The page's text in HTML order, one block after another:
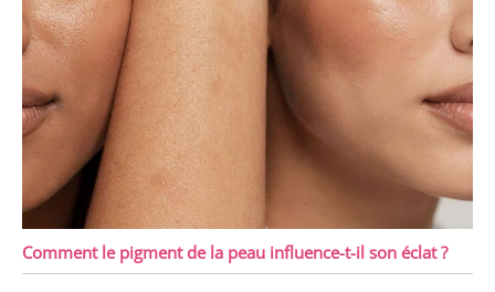
Comment le pigment de la peau influence-t-il son éclat ?